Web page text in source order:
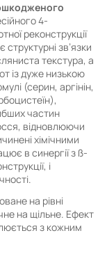
4-
реконструкції
зв’язки
текстура, а
із дуже низькою
(серин, аргінін,
частин
відновлюючи
хімічними
в синергії з ß-
і
на рівні
на щільне. Ефект
з кожним